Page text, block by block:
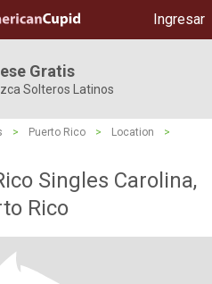
Ingresar
Gratis
Solteros Latinos
> Puerto Rico > Location
>
Singles Carolina,
Rico